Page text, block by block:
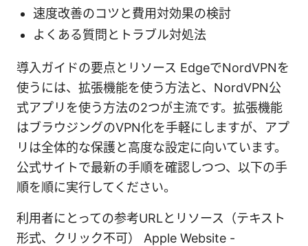
速度改善のコツと費用対効果の検討
よくある質問とトラブル対処法
導入ガイドの要点とリソース EdgeでNordVPNを
使うには、拡張機能を使う方法と、NordVPN公
式アプリを使う方法の2つが主流です。拡張機能
はブラウジングのVPN化を手軽にしますが、アプ
リは全体的な保護と高度な設定に向いています。
公式サイトで最新の手順を確認しつつ、以下の手
順を順に実行してください。
利用者にとっての参考URLとリソース（テキスト
形式、クリック不可） Apple Website -